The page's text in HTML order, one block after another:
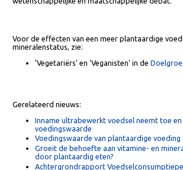
dierlijke producten. Juist de vraag hoe
nutritionele verrijking werkelijk zijn en of
voedingsstoffen dezelfde gezondheidseffecten
voedingsstoffen uit natuurlijke
waarschijnlijk een steeds prominentere rol
Voor de effecten van een meer plantaardige
mineralenstatus, zie:
'Vegetariërs' en 'Veganisten' in de